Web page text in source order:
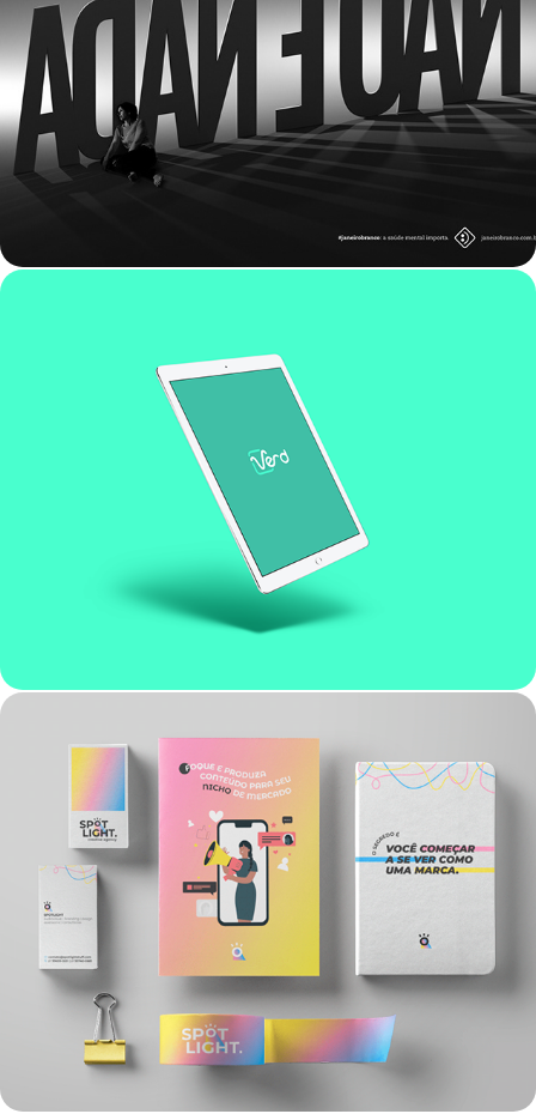
JANEIRO BRANCO
IDENTIDADE VISUAL | VERD
IDENTIDADE VISUAL | SPOTLIGHT